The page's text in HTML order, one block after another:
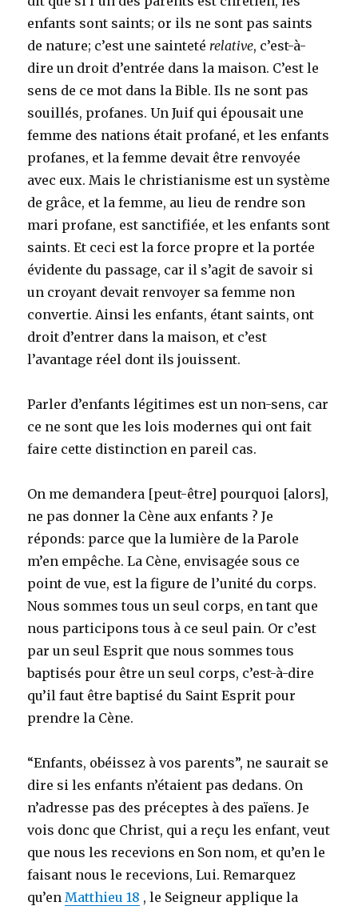
enfants sont saints; or ils ne sont pas saints
de nature; c’est une sainteté relative, c’est-à-
dire un droit d’entrée dans la maison. C’est le
sens de ce mot dans la Bible. Ils ne sont pas
souillés, profanes. Un Juif qui épousait une
femme des nations était profané, et les enfants
profanes, et la femme devait être renvoyée
avec eux. Mais le christianisme est un système
de grâce, et la femme, au lieu de rendre son
mari profane, est sanctifiée, et les enfants sont
saints. Et ceci est la force propre et la portée
évidente du passage, car il s’agit de savoir si
un croyant devait renvoyer sa femme non
convertie. Ainsi les enfants, étant saints, ont
droit d’entrer dans la maison, et c’est
l’avantage réel dont ils jouissent.
Parler d’enfants légitimes est un non-sens, car
ce ne sont que les lois modernes qui ont fait
faire cette distinction en pareil cas.
On me demandera [peut-être] pourquoi [alors],
ne pas donner la Cène aux enfants ? Je
réponds: parce que la lumière de la Parole
m’en empêche. La Cène, envisagée sous ce
point de vue, est la figure de l’unité du corps.
Nous sommes tous un seul corps, en tant que
nous participons tous à ce seul pain. Or c’est
par un seul Esprit que nous sommes tous
baptisés pour être un seul corps, c’est-à-dire
qu’il faut être baptisé du Saint Esprit pour
prendre la Cène.
“Enfants, obéissez à vos parents”, ne saurait se
dire si les enfants n’étaient pas dedans. On
n’adresse pas des préceptes à des païens. Je
vois donc que Christ, qui a reçu les enfant, veut
que nous les recevions en Son nom, et qu’en le
faisant nous le recevions, Lui. Remarquez
qu’en Matthieu 18 , le Seigneur applique la